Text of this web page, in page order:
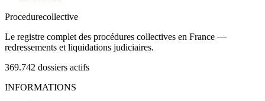
Procedurecollective
Le registre complet des procédures collectives en France —
redressements et liquidations judiciaires.
369.742 dossiers actifs
INFORMATIONS